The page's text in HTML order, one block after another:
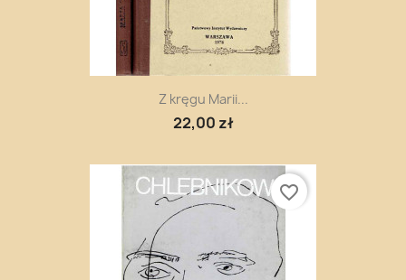
Z kręgu Marii...
22,00 zł
favorite_border